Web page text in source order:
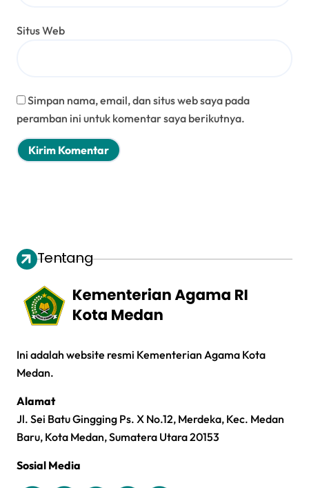
Situs Web
Simpan nama, email, dan situs web saya pada
peramban ini untuk komentar saya berikutnya.
Tentang
Ini adalah website resmi Kementerian Agama Kota
Medan.
Alamat
Jl. Sei Batu Gingging Ps. X No.12, Merdeka, Kec. Medan
Baru, Kota Medan, Sumatera Utara 20153
Sosial Media